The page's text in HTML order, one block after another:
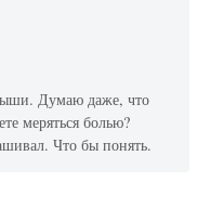
Думаю даже, что
меряться болью?
Что бы понять.